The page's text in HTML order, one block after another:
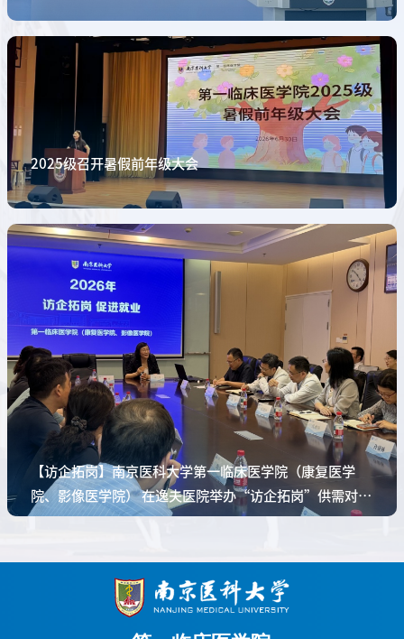
2025级召开暑假前年级大会
【访企拓岗】南京医科大学第一临床医学院（康复医学
院、影像医学院） 在逸夫医院举办“访企拓岗”供需对接
座谈会